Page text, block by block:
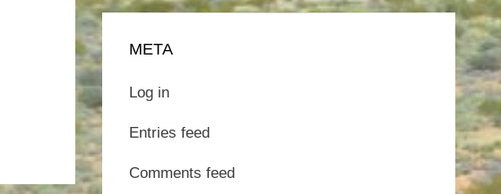
META
Log in
Entries feed
Comments feed